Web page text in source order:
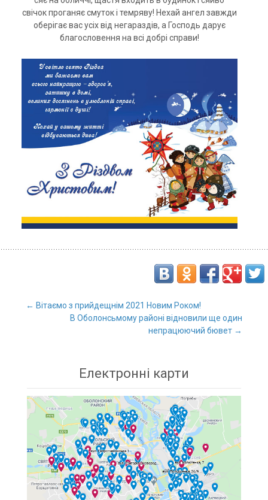
свічок проганяє смуток і темряву! Нехай ангел завжди
оберігає вас усіх від негараздів, а Господь дарує
благословення на всі добрі справи!
Post navigation
← Вітаємо з прийдещнім 2021 Новим Роком!
В Оболонсьмому районі відновили ще один
непрацюючий бювет →
Електронні карти